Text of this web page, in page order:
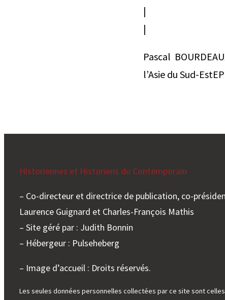
|
|
Pascal
l’Asie du Sud-
Historiennes et Historiens du Contemporain
– Co-directeur et directrice de publication, co-
Laurence Guignard et Charles-François Mathis
– Site géré par : Judith Bonnin
– Hébergeur : Pulseheberg
– Image d’accueil : Droits réservés.
Les seules données personnelles collectées par ce site sont